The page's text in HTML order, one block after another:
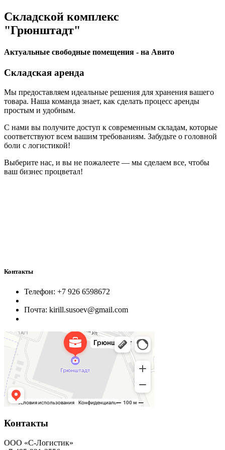
Складской комплекс
"Грюнштадт"
Актуальные свободные помещения - на Авито
Складская аренда
Мы предоставляем идеальные решения для хранения вашего
товара. Наша команда знает, как сделать процесс аренды
простым и удобным.
С нами вы получите доступ к современным складам, которые
соответствуют всем вашим требованиям. Забудьте о головной
боли с логистикой!
Выберите нас, и вы не пожалеете — мы сделаем все, чтобы
ваш бизнес процветал!
Контакты
Телефон: +7 926 6598672
Почта: kirill.susoev@gmail.com
Контакты
ООО «С-Логистик»